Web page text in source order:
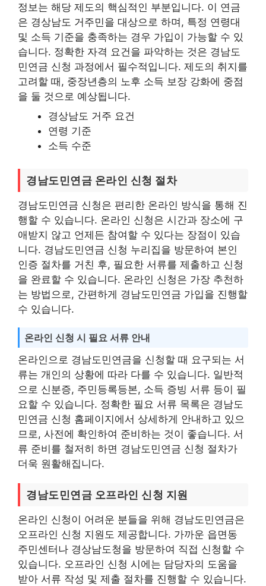
정보는 해당 제도의 핵심적인 부분입니다. 이 연금
은 경상남도 거주민을 대상으로 하며, 특정 연령대
및 소득 기준을 충족하는 경우 가입이 가능할 수 있
습니다. 정확한 자격 요건을 파악하는 것은 경남도
민연금 신청 과정에서 필수적입니다. 제도의 취지를
고려할 때, 중장년층의 노후 소득 보장 강화에 중점
을 둘 것으로 예상됩니다.
경상남도 거주 요건
연령 기준
소득 수준
경남도민연금 온라인 신청 절차
경남도민연금 신청은 편리한 온라인 방식을 통해 진
행할 수 있습니다. 온라인 신청은 시간과 장소에 구
애받지 않고 언제든 참여할 수 있다는 장점이 있습
니다. 경남도민연금 신청 누리집을 방문하여 본인
인증 절차를 거친 후, 필요한 서류를 제출하고 신청
을 완료할 수 있습니다. 온라인 신청은 가장 추천하
는 방법으로, 간편하게 경남도민연금 가입을 진행할
수 있습니다.
온라인 신청 시 필요 서류 안내
온라인으로 경남도민연금을 신청할 때 요구되는 서
류는 개인의 상황에 따라 다를 수 있습니다. 일반적
으로 신분증, 주민등록등본, 소득 증빙 서류 등이 필
요할 수 있습니다. 정확한 필요 서류 목록은 경남도
민연금 신청 홈페이지에서 상세하게 안내하고 있으
므로, 사전에 확인하여 준비하는 것이 좋습니다. 서
류 준비를 철저히 하면 경남도민연금 신청 절차가
더욱 원활해집니다.
경남도민연금 오프라인 신청 지원
온라인 신청이 어려운 분들을 위해 경남도민연금은
오프라인 신청 지원도 제공합니다. 가까운 읍면동
주민센터나 경상남도청을 방문하여 직접 신청할 수
있습니다. 오프라인 신청 시에는 담당자의 도움을
받아 서류 작성 및 제출 절차를 진행할 수 있습니다.